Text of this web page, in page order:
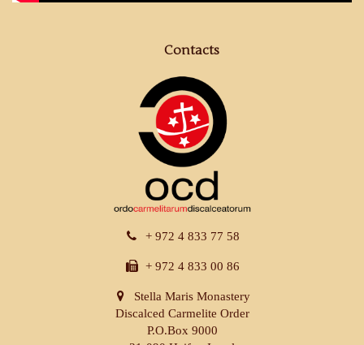
Contacts
+ 972 4 833 77 58
+ 972 4 833 00 86
Stella Maris Monastery
Discalced Carmelite Order
P.O.Box 9000